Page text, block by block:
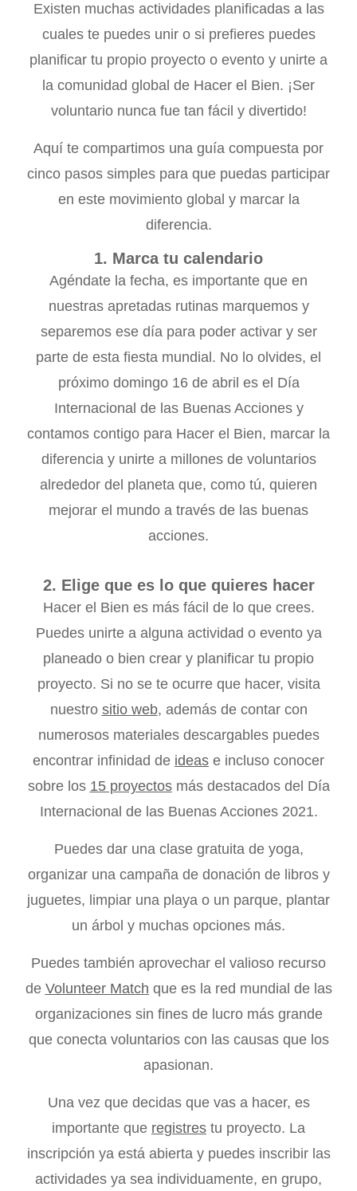
Existen muchas actividades planificadas a las
cuales te puedes unir o si prefieres puedes
planificar tu propio proyecto o evento y unirte a
la comunidad global de Hacer el Bien. ¡Ser
voluntario nunca fue tan fácil y divertido!
Aquí te compartimos una guía compuesta por
cinco pasos simples para que puedas participar
en este movimiento global y marcar la
diferencia.
1. Marca tu calendario
Agéndate la fecha, es importante que en
nuestras apretadas rutinas marquemos y
separemos ese día para poder activar y ser
parte de esta fiesta mundial. No lo olvides, el
próximo domingo 16 de abril es el Día
Internacional de las Buenas Acciones y
contamos contigo para Hacer el Bien, marcar la
diferencia y unirte a millones de voluntarios
alrededor del planeta que, como tú, quieren
mejorar el mundo a través de las buenas
acciones.
2. Elige que es lo que quieres hacer
Hacer el Bien es más fácil de lo que crees.
Puedes unirte a alguna actividad o evento ya
planeado o bien crear y planificar tu propio
proyecto. Si no se te ocurre que hacer, visita
nuestro sitio web, además de contar con
numerosos materiales descargables puedes
encontrar infinidad de ideas e incluso conocer
sobre los 15 proyectosmás destacados del Día
Internacional de las Buenas Acciones 2021.
Puedes dar una clase gratuita de yoga,
organizar una campaña de donación de libros y
juguetes, limpiar una playa o un parque, plantar
un árbol y muchas opciones más.
Puedes también aprovechar el valioso recurso
de Volunteer Match que es la red mundial de las
organizaciones sin fines de lucro más grande
que conecta voluntarios con las causas que los
apasionan.
Una vez que decidas que vas a hacer, es
importante que registres tu proyecto. La
inscripción ya está abierta y puedes inscribir las
actividades ya sea individuamente, en grupo,